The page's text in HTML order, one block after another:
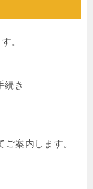
。
続き
ご案内します。